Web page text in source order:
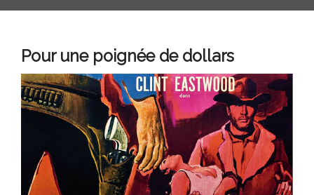
Pour une poignée de dollars